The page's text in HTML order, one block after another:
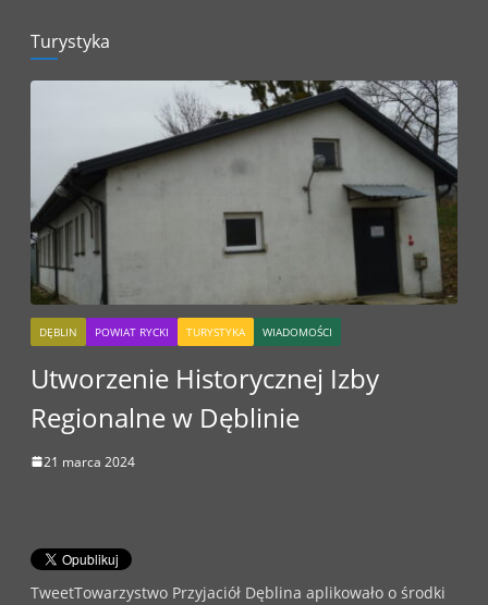
Turystyka
DĘBLIN POWIAT RYCKI TURYSTYKA WIADOMOŚCI
Utworzenie Historycznej Izby
Regionalne w Dęblinie
21 marca 2024
TweetTowarzystwo Przyjaciół Dęblina aplikowało o środki